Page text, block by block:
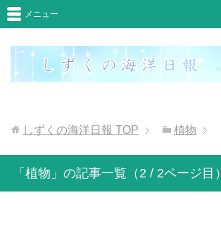
メニュー
しずくの海洋日報 TOP 植物
「植物」の記事一覧（2 / 2ページ目）